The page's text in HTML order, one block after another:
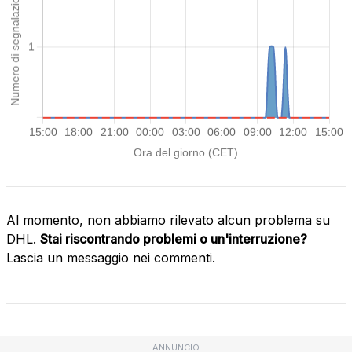
Al momento, non abbiamo rilevato alcun problema su
DHL. Stai riscontrando problemi o un'interruzione?
Lascia un messaggio nei commenti.
ANNUNCIO